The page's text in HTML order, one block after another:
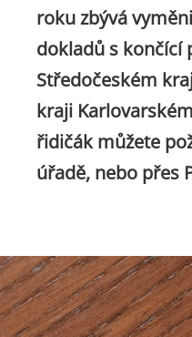
roku zbývá
dokladů s končící
Středočeském
kraji
řidičák můžete
úřadě, nebo přes